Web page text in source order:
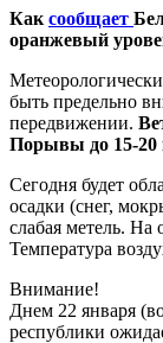
Как сообщает
оранжевый
быть предельно
передвижении.
Порывы до 15-20
Сегодня будет
осадки (снег,
слабая метель. На
Температура
Внимание!
Днем 22 января
республики